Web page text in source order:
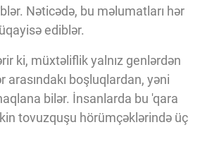
Nəticədə, bu məlumatları hər
ediblər.
ki, müxtəliflik yalnız genlərdən
arasındakı boşluqlardan, yəni
bilər. İnsanlarda bu 'qara
tovuzquşu hörümçəklərində üç